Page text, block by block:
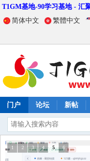
T1GM基地-90学习基地 - 汇
简体中文
繁體中文
门户 论坛 新帖
1 2 3 4 5 6